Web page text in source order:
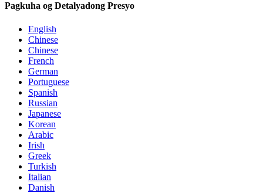
Pagkuha og Detalyadong Presyo
English
Chinese
Chinese
French
German
Portuguese
Spanish
Russian
Japanese
Korean
Arabic
Irish
Greek
Turkish
Italian
Danish